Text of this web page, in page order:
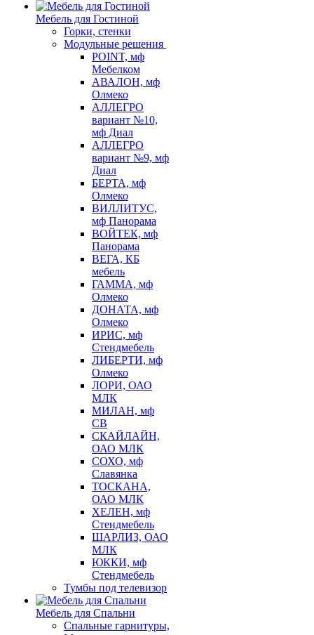
Мебель для Гостиной
Горки, стенки
Модульные решения
POINT, мф
Мебелком
АВАЛОН, мф
Олмеко
АЛЛЕГРО
вариант №10,
мф Диал
АЛЛЕГРО
вариант №9, мф
Диал
БЕРТА, мф
Олмеко
ВИЛЛИТУС,
мф Панорама
ВОЙТЕК, мф
Панорама
ВЕГА, КБ
мебель
ГАММА, мф
Олмеко
ДОНАТА, мф
Олмеко
ИРИС, мф
Стендмебель
ЛИБЕРТИ, мф
Олмеко
ЛОРИ, ОАО
МЛК
МИЛАН, мф
СВ
СКАЙЛАЙН,
ОАО МЛК
СОХО, мф
Славянка
ТОСКАНА,
ОАО МЛК
ХЕЛЕН, мф
Стендмебель
ШАРЛИЗ, ОАО
МЛК
ЮККИ, мф
Стендмебель
Тумбы под телевизор
Мебель для Спальни
Спальные гарнитуры,